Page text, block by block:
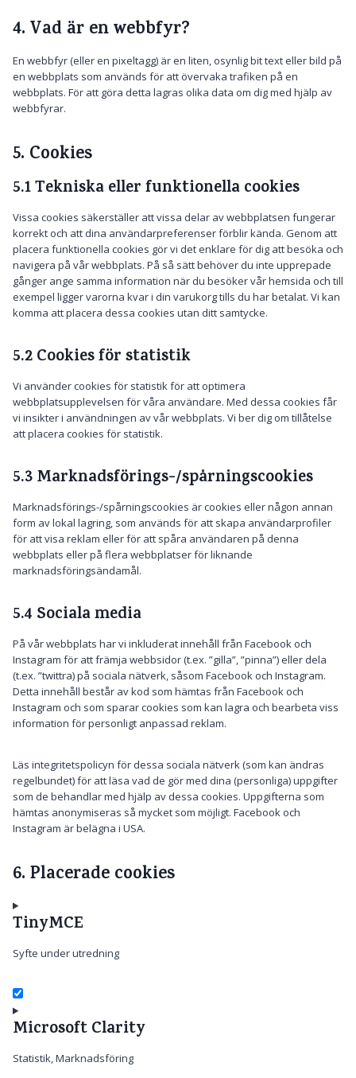
4. Vad är en webbfyr?
En webbfyr (eller en pixeltagg) är en liten, osynlig bit text eller bild på
en webbplats som används för att övervaka trafiken på en
webbplats. För att göra detta lagras olika data om dig med hjälp av
webbfyrar.
5. Cookies
5.1 Tekniska eller funktionella cookies
Vissa cookies säkerställer att vissa delar av webbplatsen fungerar
korrekt och att dina användarpreferenser förblir kända. Genom att
placera funktionella cookies gör vi det enklare för dig att besöka och
navigera på vår webbplats. På så sätt behöver du inte upprepade
gånger ange samma information när du besöker vår hemsida och till
exempel ligger varorna kvar i din varukorg tills du har betalat. Vi kan
komma att placera dessa cookies utan ditt samtycke.
5.2 Cookies för statistik
Vi använder cookies för statistik för att optimera
webbplatsupplevelsen för våra användare. Med dessa cookies får
vi insikter i användningen av vår webbplats. Vi ber dig om tillåtelse
att placera cookies för statistik.
5.3 Marknadsförings-/spårningscookies
Marknadsförings-/spårningscookies är cookies eller någon annan
form av lokal lagring, som används för att skapa användarprofiler
för att visa reklam eller för att spåra användaren på denna
webbplats eller på flera webbplatser för liknande
marknadsföringsändamål.
5.4 Sociala media
På vår webbplats har vi inkluderat innehåll från Facebook och
Instagram för att främja webbsidor (t.ex. ”gilla”, ”pinna”) eller dela
(t.ex. ”twittra) på sociala nätverk, såsom Facebook och Instagram.
Detta innehåll består av kod som hämtas från Facebook och
Instagram och som sparar cookies som kan lagra och bearbeta viss
information för personligt anpassad reklam.
Läs integritetspolicyn för dessa sociala nätverk (som kan ändras
regelbundet) för att läsa vad de gör med dina (personliga) uppgifter
som de behandlar med hjälp av dessa cookies. Uppgifterna som
hämtas anonymiseras så mycket som möjligt. Facebook och
Instagram är belägna i USA.
6. Placerade cookies
TinyMCE
Syfte under utredning
C
o
n
e
Microsoft Clarity
Statistik, Marknadsföring